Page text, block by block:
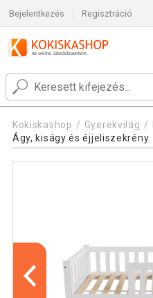
Bejelentkezés Regisztráció
Kokiskashop Gyerekvilág
Ágy, kiságy és éjjeliszekrény